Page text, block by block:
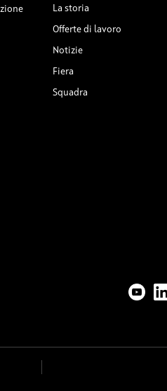
La storia
Offerte di lavoro
Notizie
Fiera
Squadra